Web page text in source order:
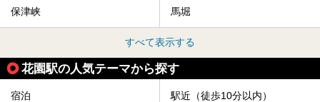
保津峡 馬堀
すべて表示する
花園駅の人気テーマから探す
宿泊 駅近（徒歩10分以内）